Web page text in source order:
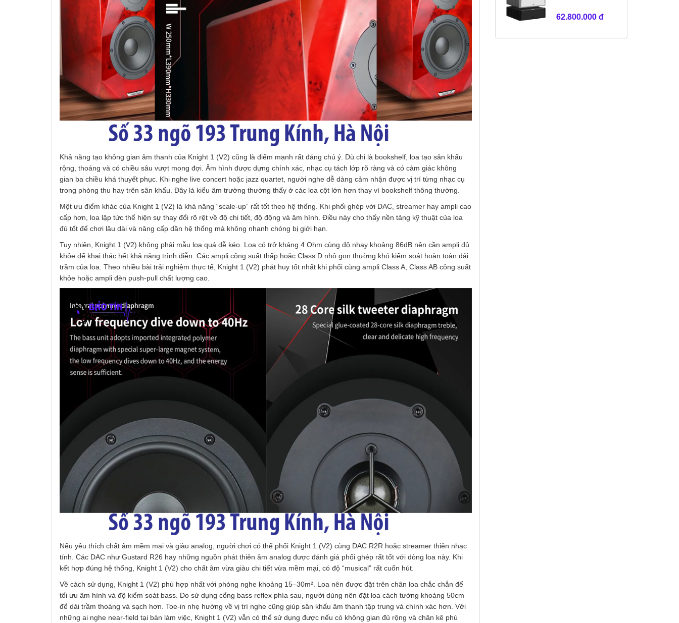
Khả năng tạo không gian âm thanh của Knight 1 (V2) cũng là điểm mạnh rất đáng chú ý. Dù chỉ là bookshelf, loa tạo sân khấu
rộng, thoáng và có chiều sâu vượt mong đợi. Âm hình được dựng chính xác, nhạc cụ tách lớp rõ ràng và có cảm giác không
gian ba chiều khá thuyết phục. Khi nghe live concert hoặc jazz quartet, người nghe dễ dàng cảm nhận được vị trí từng nhạc cụ
trong phòng thu hay trên sân khấu. Đây là kiểu âm trường thường thấy ở các loa cột lớn hơn thay vì bookshelf thông thường.
Một ưu điểm khác của Knight 1 (V2) là khả năng “scale-up” rất tốt theo hệ thống. Khi phối ghép với DAC, streamer hay ampli cao
cấp hơn, loa lập tức thể hiện sự thay đổi rõ rệt về độ chi tiết, độ động và âm hình. Điều này cho thấy nền tảng kỹ thuật của loa
đủ tốt để chơi lâu dài và nâng cấp dần hệ thống mà không nhanh chóng bị giới hạn.
Tuy nhiên, Knight 1 (V2) không phải mẫu loa quá dễ kéo. Loa có trở kháng 4 Ohm cùng độ nhạy khoảng 86dB nên cần ampli đủ
khỏe để khai thác hết khả năng trình diễn. Các ampli công suất thấp hoặc Class D nhỏ gọn thường khó kiểm soát hoàn toàn dải
trầm của loa. Theo nhiều bài trải nghiệm thực tế, Knight 1 (V2) phát huy tốt nhất khi phối cùng ampli Class A, Class AB công suất
khỏe hoặc ampli đèn push-pull chất lượng cao.
Nếu yêu thích chất âm mềm mại và giàu analog, người chơi có thể phối Knight 1 (V2) cùng DAC R2R hoặc streamer thiên nhạc
tính. Các DAC như Gustard R26 hay những nguồn phát thiên âm analog được đánh giá phối ghép rất tốt với dòng loa này. Khi
kết hợp đúng hệ thống, Knight 1 (V2) cho chất âm vừa giàu chi tiết vừa mềm mại, có độ “musical” rất cuốn hút.
Về cách sử dụng, Knight 1 (V2) phù hợp nhất với phòng nghe khoảng 15–30m². Loa nên được đặt trên chân loa chắc chắn để
tối ưu âm hình và độ kiểm soát bass. Do sử dụng cổng bass reflex phía sau, người dùng nên đặt loa cách tường khoảng 50cm
để dải trầm thoáng và sạch hơn. Toe-in nhẹ hướng về vị trí nghe cũng giúp sân khấu âm thanh tập trung và chính xác hơn. Với
những ai nghe near-field tại bàn làm việc, Knight 1 (V2) vẫn có thể sử dụng được nếu có không gian đủ rộng và chân kê phù
62.800.000 đ